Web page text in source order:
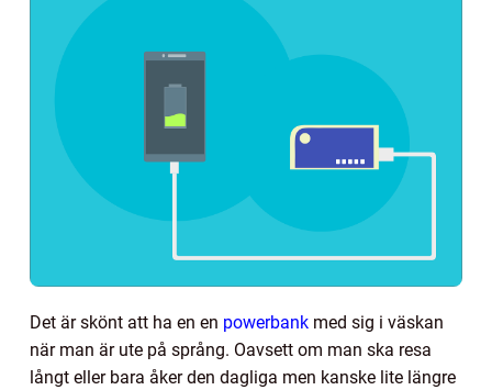
Det är skönt att ha en en powerbank med sig i väskan
när man är ute på språng. Oavsett om man ska resa
långt eller bara åker den dagliga men kanske lite längre